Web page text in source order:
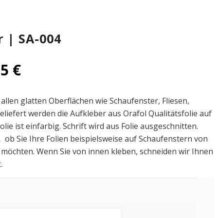
| SA-004
€
glatten Oberflächen wie Schaufenster, Fliesen,
werden die Aufkleber aus Orafol Qualitätsfolie auf
ist einfarbig. Schrift wird aus Folie ausgeschnitten.
ob Sie Ihre Folien beispielsweise auf Schaufenstern von
Wenn Sie von innen kleben, schneiden wir Ihnen